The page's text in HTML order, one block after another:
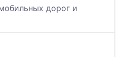
дорог и